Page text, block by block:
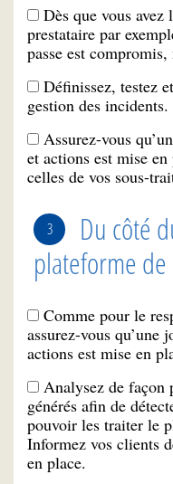
Dès que vous
prestataire par
passe est
Définissez, testez
gestion des incidents.
Assurez-vous
et actions est mise
celles de vos sous-
Du côté
plateforme
Comme pour le
assurez-vous qu’une
actions est mise en
Analysez de façon
générés afin de
pouvoir les traiter le
Informez vos clients
en place.